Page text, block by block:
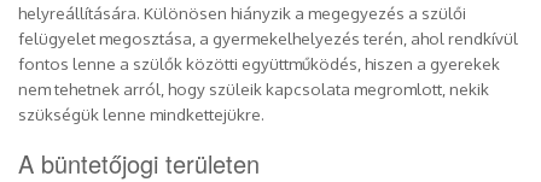
helyreállítására. Különösen hiányzik a megegyezés a szülői
felügyelet megosztása, a gyermekelhelyezés terén, ahol rendkívül
fontos lenne a szülők közötti együttműködés, hiszen a gyerekek
nem tehetnek arról, hogy szüleik kapcsolata megromlott, nekik
szükségük lenne mindkettejükre.
A büntetőjogi területen